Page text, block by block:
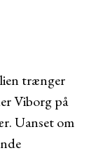
trænger
Viborg på
Uanset om